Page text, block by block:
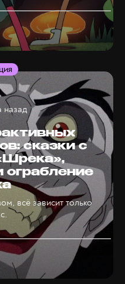
сказки с
ограбление
всё зависит только
назад